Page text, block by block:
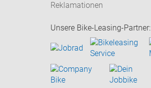
Reklamationen
Unsere Bike-Leasing-Partner: